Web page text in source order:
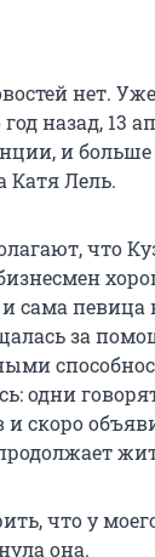
нет.
назад, 13
и
Катя Лель.
что
сама певица
за
одни
скоро
что у
она.